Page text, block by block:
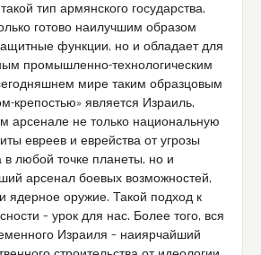
тип армянского государства,
готово наилучшим образом
функции, но и обладает для
промышленно-технологическим
мире таким образцовым
крепостью» является Израиль,
арсенале не только национальную
евреев и еврейства от угрозы
в любой точке планеты, но и
арсенал боевых возможностей,
ядерное оружие. Такой подход к
– урок для нас. Более того, вся
Израиля – наиярчайший